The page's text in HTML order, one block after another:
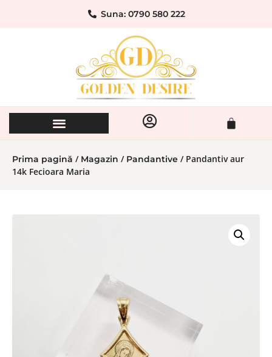
Suna: 0790 580 222
Prima pagină / Magazin / Pandantive / Pandantiv aur
14k Fecioara Maria